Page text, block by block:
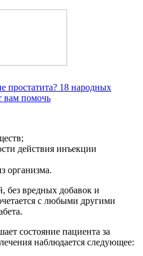
простатита? 18 народных
вам помочь
действия инъекции
организма.
без вредных добавок и
с любыми другими
состояние пациента за
наблюдается следующее: